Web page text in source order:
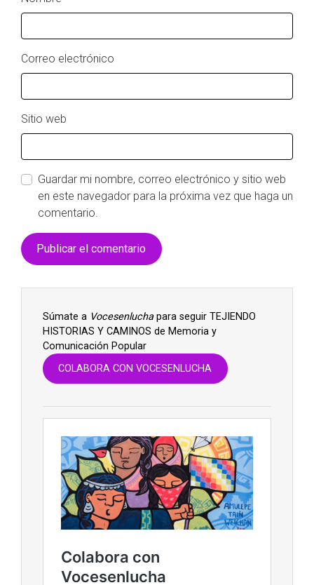
Correo electrónico
Sitio web
Guardar mi nombre, correo electrónico y sitio web
en este navegador para la próxima vez que haga un
comentario.
Súmate a Vocesenluchapara seguir TEJIENDO
HISTORIAS Y CAMINOS de Memoria y
Comunicación Popular
COLABORA CON VOCESENLUCHA